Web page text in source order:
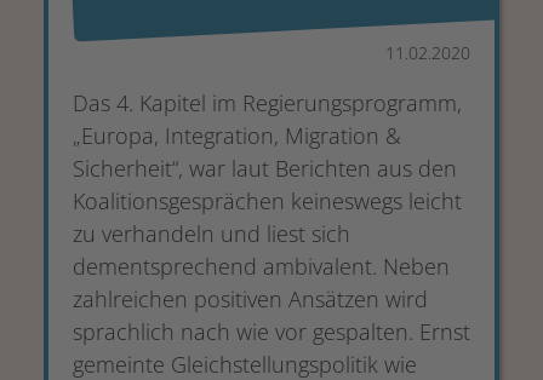
Das 4. Kapitel im Regierungsprogramm,
„Europa, Integration, Migration &
Sicherheit“, war laut Berichten aus den
Koalitionsgesprächen keineswegs leicht
zu verhandeln und liest sich
dementsprechend ambivalent. Neben
zahlreichen positiven Ansätzen wird
sprachlich nach wie vor gespalten. Ernst
gemeinte Gleichstellungspolitik wie
11.02.2020